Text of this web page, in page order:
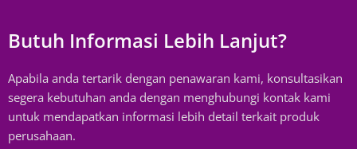
Butuh Informasi Lebih Lanjut?
Apabila anda tertarik dengan penawaran kami, konsultasikan
segera kebutuhan anda dengan menghubungi kontak kami
untuk mendapatkan informasi lebih detail terkait produk
perusahaan.